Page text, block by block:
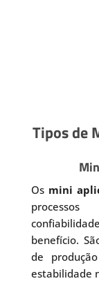
Tipos de
Os mini
benefício.
de
estabilidade